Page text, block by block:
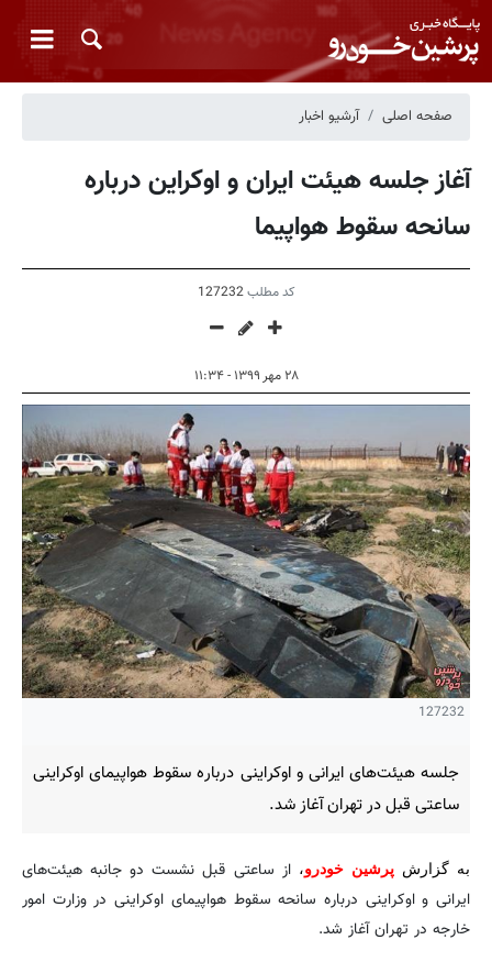
صفحه اصلی آرشیو اخبار
آغاز جلسه هیئت‌ ایران و اوکراین درباره
سانحه سقوط هواپیما
کد مطلب127232
۲۸ مهر ۱۳۹۹ - ۱۱:۳۴
127232
جلسه هیئت‌های ایرانی و اوکراینی درباره سقوط هواپیمای اوکراینی
ساعتی قبل در تهران آغاز شد.
به گزارش پرشین خودرو،از ساعتی قبل نشست دو جانبه هیئت‌های
ایرانی و اوکراینی درباره سانحه سقوط هواپیمای اوکراینی در وزارت امور
خارجه در تهران آغاز شد.